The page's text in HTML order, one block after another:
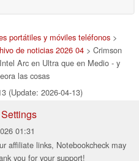
portátiles y móviles teléfonos >
de noticias 2026 04> Crimson
Arc en Ultra que en Medio - y
las cosas
(Update: 2026-04-13)
01:31
affiliate links, Notebookcheck may
you for your support!